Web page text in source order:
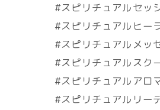
#スピリチュアルセッ
#スピリチュアルヒー
#スピリチュアルメッ
#スピリチュアルスク
#スピリチュアルアロ
#スピリチュアルリー